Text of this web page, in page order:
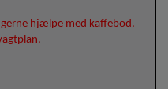
gerne hjælpe med kaffebod.